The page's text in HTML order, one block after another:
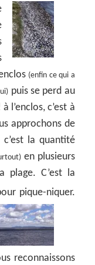
(enfin ce qui a
puis se perd au
l’enclos, c’est à
approchons de
la quantité
en plusieurs
plage. C’est la
pique-niquer.
reconnaissons